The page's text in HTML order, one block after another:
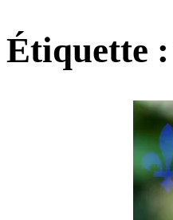
Étiquette :